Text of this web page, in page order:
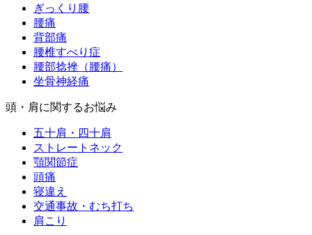
ぎっくり腰
腰痛
背部痛
腰椎すべり症
腰部捻挫（腰痛）
坐骨神経痛
頭・肩に関するお悩み
五十肩・四十肩
ストレートネック
顎関節症
頭痛
寝違え
交通事故・むち打ち
肩こり